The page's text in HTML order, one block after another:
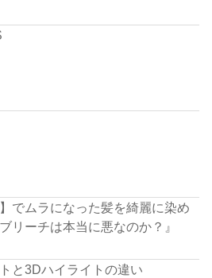
】でムラになった髪を綺麗に染め
リーチは本当に悪なのか？』
と3Dハイライトの違い